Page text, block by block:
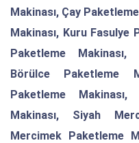
Makinası, Çay
Makinası, Kuru Fasulye
Paketleme
Börülce Paketleme
Paketleme
Makinası, Siyah
Mercimek Paketleme